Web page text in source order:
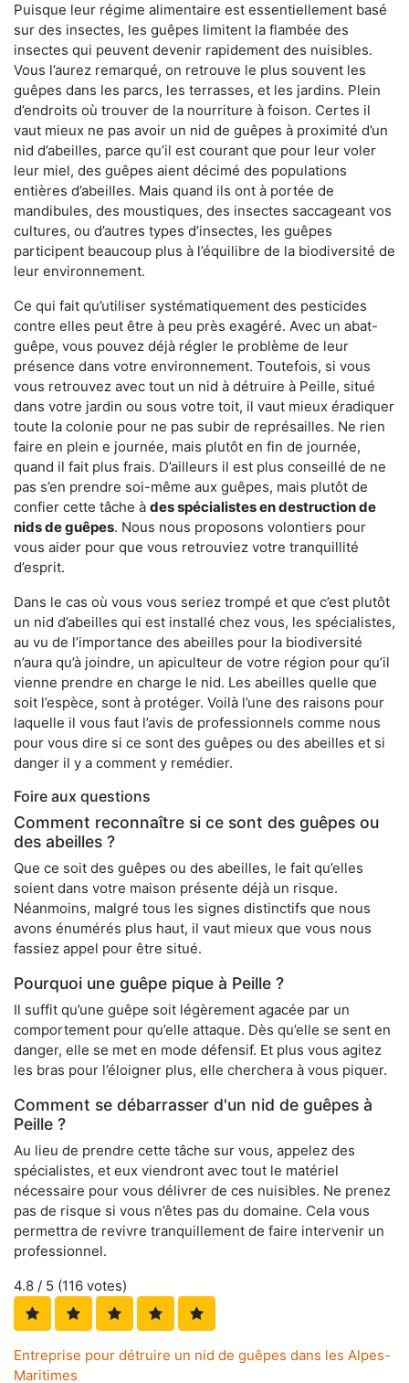
Puisque leur régime alimentaire est essentiellement basé
sur des insectes, les guêpes limitent la flambée des
insectes qui peuvent devenir rapidement des nuisibles.
Vous l’aurez remarqué, on retrouve le plus souvent les
guêpes dans les parcs, les terrasses, et les jardins. Plein
d’endroits où trouver de la nourriture à foison. Certes il
vaut mieux ne pas avoir un nid de guêpes à proximité d’un
nid d’abeilles, parce qu’il est courant que pour leur voler
leur miel, des guêpes aient décimé des populations
entières d’abeilles. Mais quand ils ont à portée de
mandibules, des moustiques, des insectes saccageant vos
cultures, ou d’autres types d’insectes, les guêpes
participent beaucoup plus à l’équilibre de la biodiversité de
leur environnement.
Ce qui fait qu’utiliser systématiquement des pesticides
contre elles peut être à peu près exagéré. Avec un abat-
guêpe, vous pouvez déjà régler le problème de leur
présence dans votre environnement. Toutefois, si vous
vous retrouvez avec tout un nid à détruire à Peille, situé
dans votre jardin ou sous votre toit, il vaut mieux éradiquer
toute la colonie pour ne pas subir de représailles. Ne rien
faire en plein e journée, mais plutôt en fin de journée,
quand il fait plus frais. D’ailleurs il est plus conseillé de ne
pas s’en prendre soi-même aux guêpes, mais plutôt de
confier cette tâche à des spécialistes en destruction de
nids de guêpes. Nous nous proposons volontiers pour
vous aider pour que vous retrouviez votre tranquillité
d’esprit.
Dans le cas où vous vous seriez trompé et que c’est plutôt
un nid d’abeilles qui est installé chez vous, les spécialistes,
au vu de l’importance des abeilles pour la biodiversité
n’aura qu’à joindre, un apiculteur de votre région pour qu’il
vienne prendre en charge le nid. Les abeilles quelle que
soit l’espèce, sont à protéger. Voilà l’une des raisons pour
laquelle il vous faut l’avis de professionnels comme nous
pour vous dire si ce sont des guêpes ou des abeilles et si
danger il y a comment y remédier.
Foire aux questions
Comment reconnaître si ce sont des guêpes ou
des abeilles ?
Que ce soit des guêpes ou des abeilles, le fait qu’elles
soient dans votre maison présente déjà un risque.
Néanmoins, malgré tous les signes distinctifs que nous
avons énumérés plus haut, il vaut mieux que vous nous
fassiez appel pour être situé.
Pourquoi une guêpe pique à Peille ?
Il suffit qu’une guêpe soit légèrement agacée par un
comportement pour qu’elle attaque. Dès qu’elle se sent en
danger, elle se met en mode défensif. Et plus vous agitez
les bras pour l’éloigner plus, elle cherchera à vous piquer.
Comment se débarrasser d'un nid de guêpes à
Peille ?
Au lieu de prendre cette tâche sur vous, appelez des
spécialistes, et eux viendront avec tout le matériel
nécessaire pour vous délivrer de ces nuisibles. Ne prenez
pas de risque si vous n’êtes pas du domaine. Cela vous
permettra de revivre tranquillement de faire intervenir un
professionnel.
4.8 / 5 (116 votes)
Entreprise pour détruire un nid de guêpes dans les Alpes-
Maritimes